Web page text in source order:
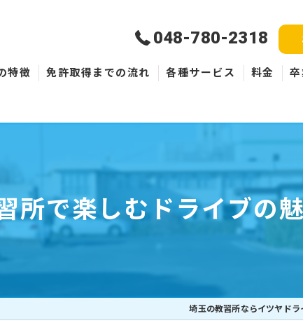
048-780-2318
特徴 免許取得までの流れ 各種サービス
ペーパードライバー
料金
所で楽しむドライブの
埼玉の教習所ならイツヤドラ